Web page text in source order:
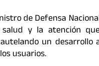
de Defensa
y la atención
un desarrollo
usuarios.